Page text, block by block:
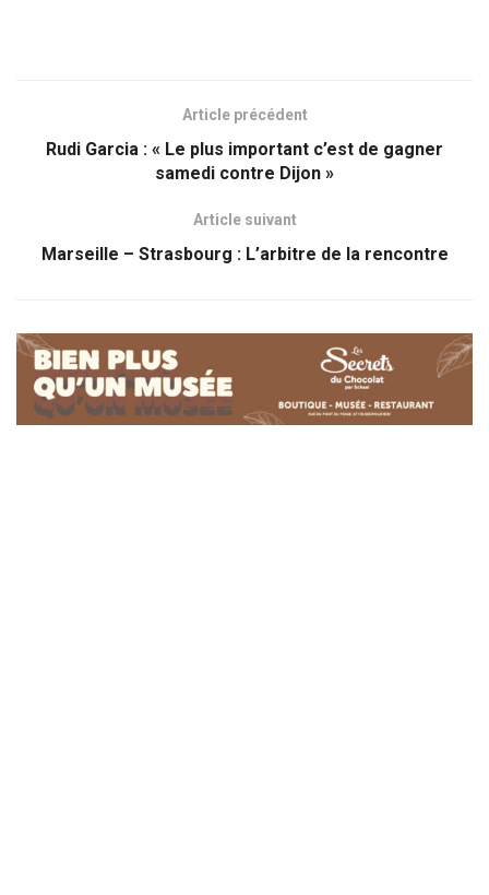
Article précédent
Rudi Garcia : « Le plus important c’est de gagner
samedi contre Dijon »
Article suivant
Marseille – Strasbourg : L’arbitre de la rencontre